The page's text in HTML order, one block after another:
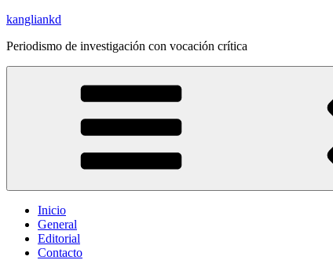
Saltar
contenido
kangliankd
Periodismo de investigación con vocación crítica
Inicio
General
Editorial
Contacto